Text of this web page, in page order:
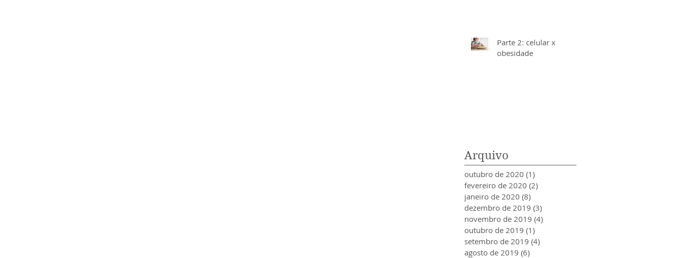
Parte 2: celular x
obesidade
Arquivo
outubro de 2020 (1)
fevereiro de 2020 (2)
janeiro de 2020 (8)
dezembro de 2019 (3)
novembro de 2019 (4)
outubro de 2019 (1)
setembro de 2019 (4)
agosto de 2019 (6)